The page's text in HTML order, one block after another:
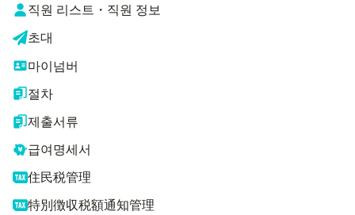
직원 리스트・직원 정보
초대
마이넘버
절차
제출서류
급여명세서
住民税管理
特別徴収税額通知管理